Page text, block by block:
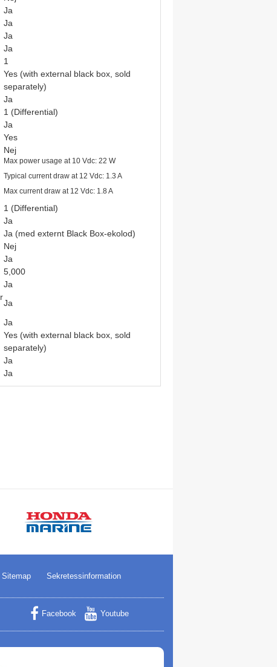
Ja
Ja
Ja
Ja
1
Yes (with external black box, sold
separately)
Ja
1 (Differential)
Ja
Yes
Nej
Max power usage at 10 Vdc: 22 W
Typical current draw at 12 Vdc: 1.3 A
Max current draw at 12 Vdc: 1.8 A
1 (Differential)
Ja
Ja (med externt Black Box-ekolod)
Nej
Ja
5,000
Ja
Ja
Ja
Yes (with external black box, sold
separately)
Ja
Ja
Sitemap Sekretessinformation
Facebook Youtube